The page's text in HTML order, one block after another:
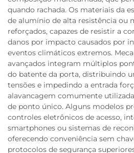
quando rachada. Os materiais da
de alumínio de alta resistência ou
reforçados, capazes de resistir a
danos por impacto causados por
eventos climáticos extremos.
avançados integram múltiplos
do batente da porta, distribuindo
tensões e impedindo a entrada
alavancagem comumente
de ponto único. Alguns modelos
controles eletrônicos de acesso,
smartphones ou sistemas de
oferecendo conveniência sem
protocolos de segurança